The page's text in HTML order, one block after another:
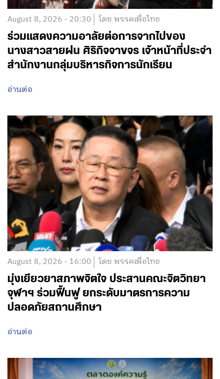
August 8, 2026 - 20:30 โดย พรรคเพื่อไทย
ร่วมแสดงความอาลัยต่อการจากไปของ
นางสาวสายฝน ศิริกิจจาขจร เจ้าหน้าที่ประจำ
สำนักงานกลุ่มบริหารกิจการนักเรียน
อ่านต่อ
August 8, 2026 - 16:00 โดย พรรคเพื่อไทย
มุ่งเยียวยาสภาพจิตใจ ประสานคณะจิตวิทยา
จุฬาฯ ร่วมฟื้นฟู ยกระดับมาตรการความ
ปลอดภัยสถานศึกษา
อ่านต่อ